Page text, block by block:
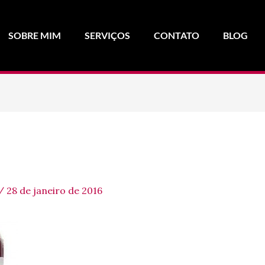
SOBRE MIM SERVIÇOS CONTATO BLOG
/ 28 de janeiro de 2016